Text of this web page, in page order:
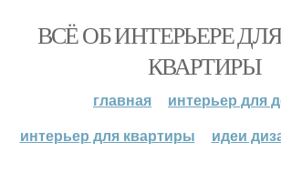
ВСЁ ОБ ИНТЕРЬЕРЕ
КВАРТИРЫ
главная
интерьер для
интерьер для квартиры
идеи